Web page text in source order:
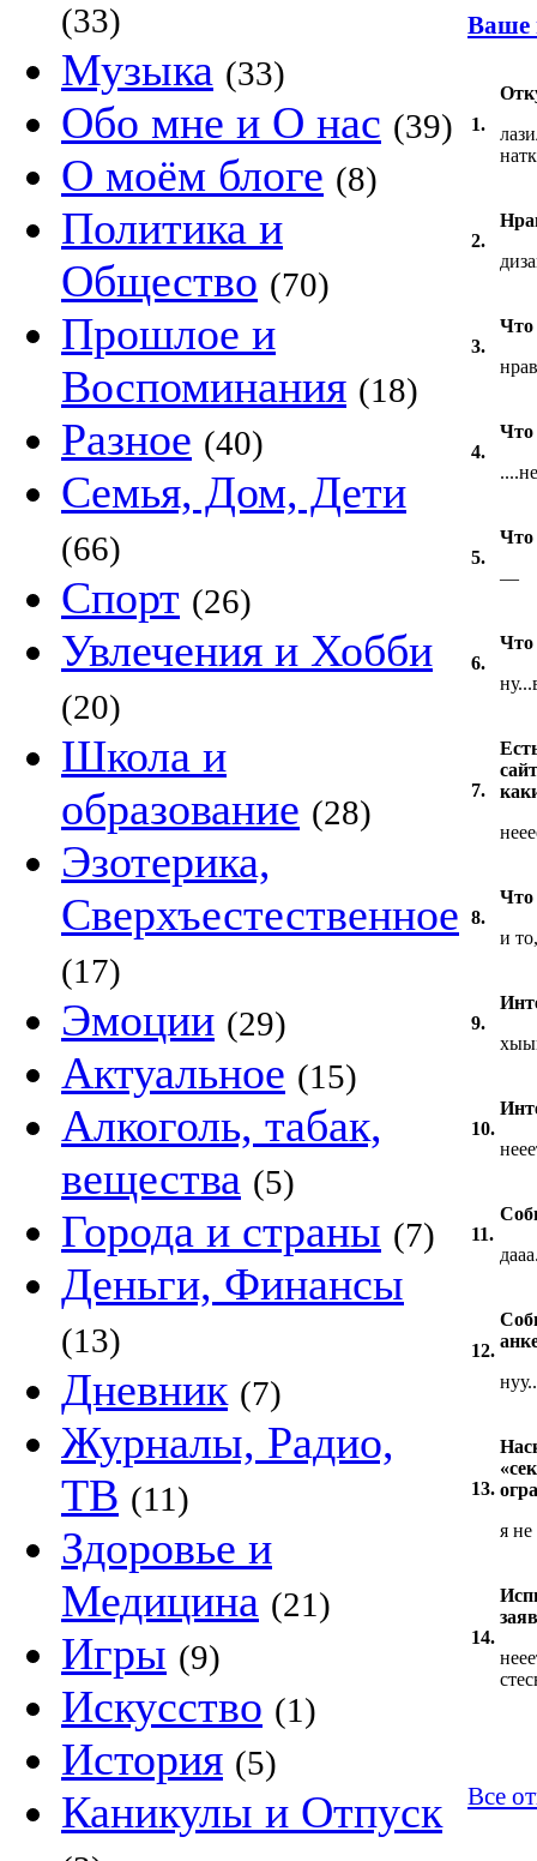
(33)
Музыка (33)
Обо мне и О нас (39)
О моём блоге (8)
Политика и
Общество (70)
Прошлое и
Воспоминания (18)
Разное (40)
Семья, Дом, Дети
(66)
Спорт (26)
Увлечения и Хобби
(20)
Школа и
образование (28)
Эзотерика,
Сверхъестественное
(17)
Эмоции (29)
Актуальное (15)
Алкоголь, табак,
вещества (5)
Города и страны (7)
Деньги, Финансы
(13)
Дневник (7)
Журналы, Радио,
ТВ (11)
Здоровье и
Медицина (21)
Игры (9)
Искусство (1)
История (5)
Каникулы и Отпуск
Ваше
1.
2.
3.
Что
4.
Что
5.
Что
—
6.
Что
7.
8.
Что
и
9.
10.
11.
12.
13.
я не
14.
Все